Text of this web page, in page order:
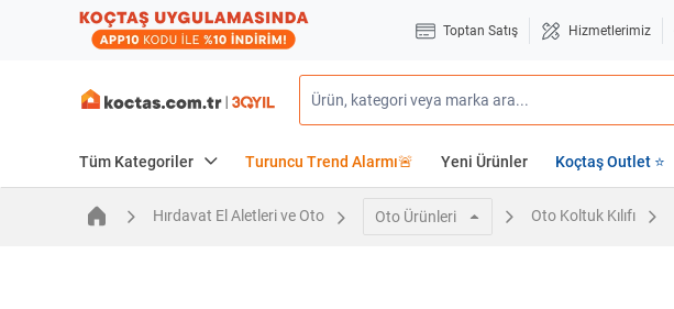
Toptan Satış Hizmetlerimiz
Tüm Kategoriler Turuncu Trend Alarmı🚨 Yeni Ürünler Koçtaş Outlet ⭐
Hırdavat El Aletleri ve Oto Oto Ürünleri Oto Koltuk Kılıfı